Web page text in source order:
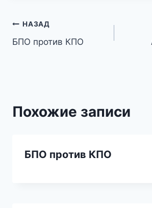
Навигация
по
НАЗАД
БПО против КПО
Похожие записи
БПО против КПО